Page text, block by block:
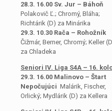
28.3. 16.00 Sv. Jur – Báhoň
Polakovič Ľ.; Chromý, Bláha;
Richtárik (D) za Minárika
29.3. 10.30 Rača – Rohožník
Čižmár, Berner, Chromý; Keller
za Chladeka
Seniori IV. Liga S4A – 16.
29.3. 16.00 Malinovo – Štart
Nepočujúci Malárik, Fischer,
Orlický; Mydlárik (D) za Kellera